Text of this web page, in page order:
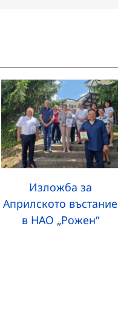
Изложба за
Априлското въстание
в НАО „Рожен“